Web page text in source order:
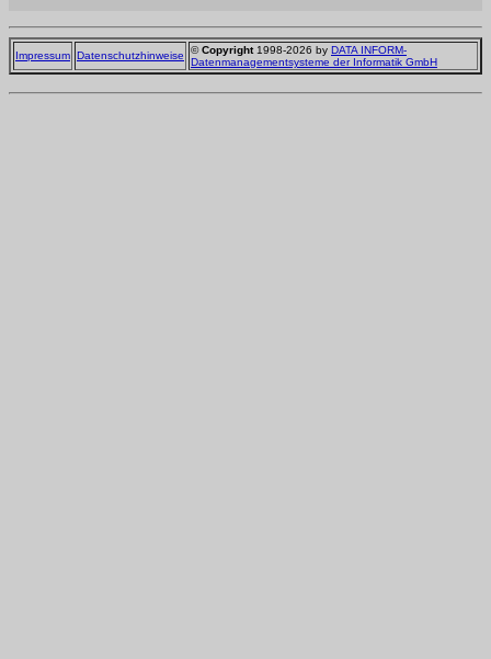
Impressum Datenschutzhinweise ©Copyright1998-2026 by DATA INFORM-
Datenmanagementsysteme der Informatik GmbH